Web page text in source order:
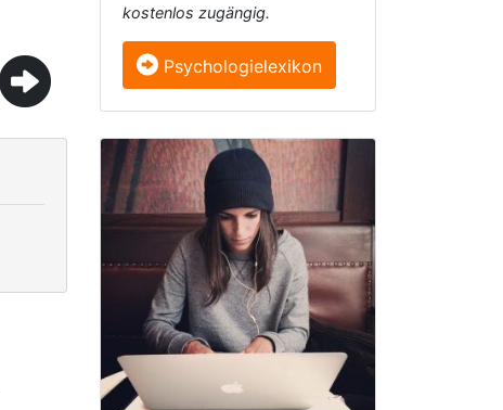
kostenlos zugängig.
Psychologielexikon